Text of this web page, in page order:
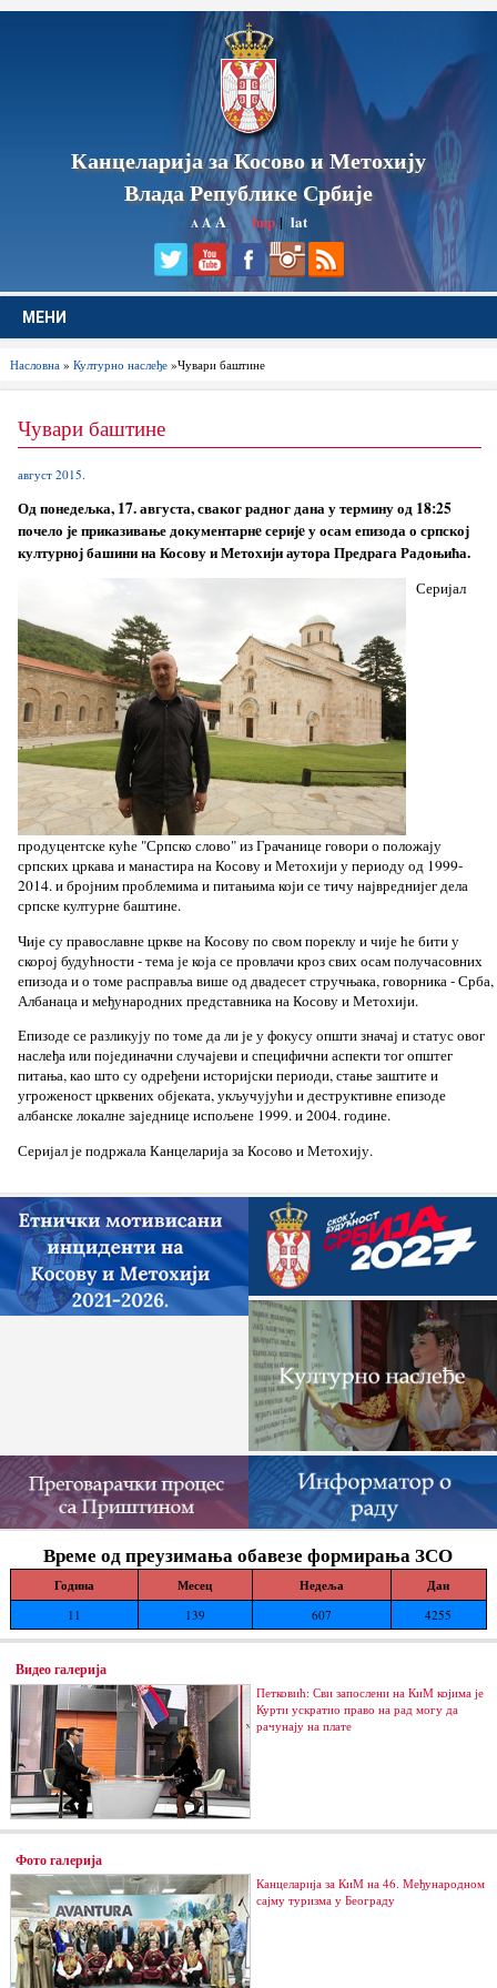
Канцеларија за Косово и Метохију
Влада Републике Србије
A AA ћир|lat
МЕНИ
Насловна» Културно наслеђе»Чувари баштине
Чувари баштине
август 2015.
Од понедељка, 17. августа, сваког радног дана у термину од 18:25
почело је приказивање документарнe серијe у осам епизода о српској
културној башини на Косову и Метохији аутора Предрага Радоњића.
Серијал
продуцентске куће "Српско слово" из Грачанице говори о положају
српских цркава и манастира на Косову и Метохији у периоду од 1999-
2014. и бројним проблемима и питањима који се тичу највреднијег дела
српске културне баштине.
Чије су православне цркве на Косову по свом пореклу и чије ће бити у
скорој будућности - тема је која се провлачи кроз свих осам получасовних
епизода и о томе расправља више од двадесет стручњака, говорника - Срба,
Албанаца и међународних представника на Косову и Метохији.
Епизоде се разликују по томе да ли је у фокусу општи значај и статус овог
наслеђа или појединачни случајеви и специфични аспекти тог општег
питања, као што су одређени историјски периоди, стање заштите и
угроженост црквених објеката, укључујући и деструктивне епизоде
албанске локалне заједнице испољене 1999. и 2004. године.
Серијал је подржала Канцеларија за Косово и Метохију.
Време од преузимања обавезе формирања ЗСО
Година Месец Недеља Дан
11 139 607 4255
Видео галерија
Петковић: Сви запослени на КиМ којима је
Курти ускратио право на рад могу да
рачунају на плате
Фото галерија
Канцеларија за КиМ на 46. Међународном
сајму туризма у Београду